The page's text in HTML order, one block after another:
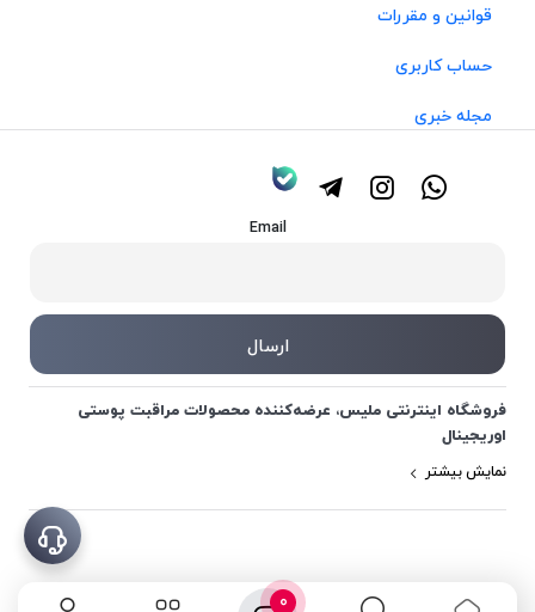
0
قوانین و مقررات
حساب کاربری
مجله خبری
Email
فروشگاه اینترنتی ملیس، عرضه‌کننده محصولات مراقبت پوستی
اوریجینال
نمایش بیشتر